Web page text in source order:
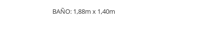
BAÑO: 1,88m x 1,40m